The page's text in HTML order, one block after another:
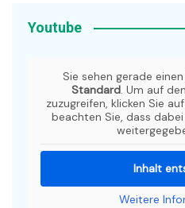
Youtube
Sie sehen gerade
Standard. Um auf
zuzugreifen, klicken Sie
beachten Sie, dass
Inhalt
Weitere